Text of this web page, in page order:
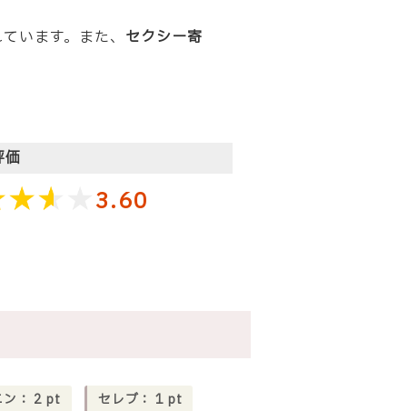
います。また、 セクシー寄
価
3.60
： 2pt セレブ：1 pt